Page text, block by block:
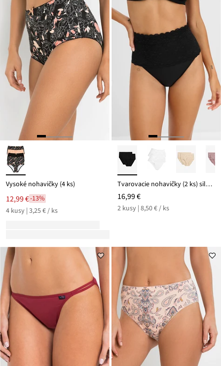
Vysoké nohavičky (4 ks)
12,99 €-13%
4 kusy | 3,25 € / ks
Tvarovacie nohavičky (2 ks) silný tvarujúci efekt
16,99 €
2 kusy | 8,50 € / ks